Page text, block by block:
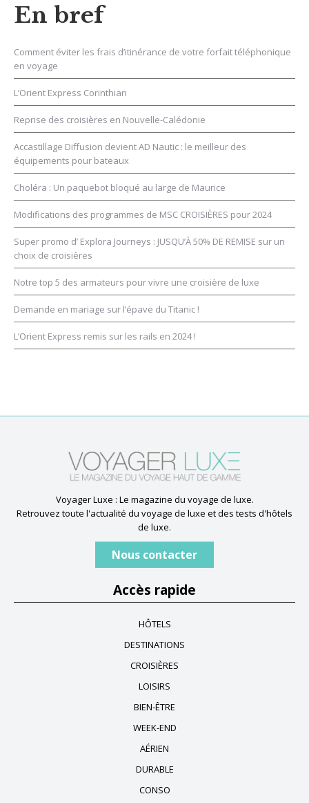
En bref
Comment éviter les frais d’itinérance de votre forfait téléphonique
en voyage
L’Orient Express Corinthian
Reprise des croisières en Nouvelle-Calédonie
Accastillage Diffusion devient AD Nautic : le meilleur des
équipements pour bateaux
Choléra : Un paquebot bloqué au large de Maurice
Modifications des programmes de MSC CROISIÈRES pour 2024
Super promo d’ Explora Journeys : JUSQU’À 50% DE REMISE sur un
choix de croisières
Notre top 5 des armateurs pour vivre une croisière de luxe
Demande en mariage sur l’épave du Titanic !
L’Orient Express remis sur les rails en 2024 !
Voyager Luxe : Le magazine du voyage de luxe.
Retrouvez toute l'actualité du voyage de luxe et des tests d'hôtels
de luxe.
Nous contacter
Accès rapide
HÔTELS
DESTINATIONS
CROISIÈRES
LOISIRS
BIEN-ÊTRE
WEEK-END
AÉRIEN
DURABLE
CONSO